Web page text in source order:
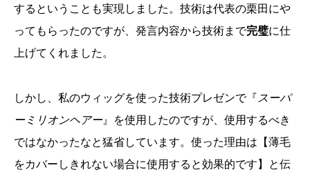
するということも実現しました。技術は代表の栗田にや
ってもらったのですが、発言内容から技術まで完璧に仕
上げてくれました。
しかし、私のウィッグを使った技術プレゼンで『スーパ
ーミリオンヘアー』を使用したのですが、使用するべき
ではなかったなと猛省しています。使った理由は【薄毛
をカバーしきれない場合に使用すると効果的です】と伝